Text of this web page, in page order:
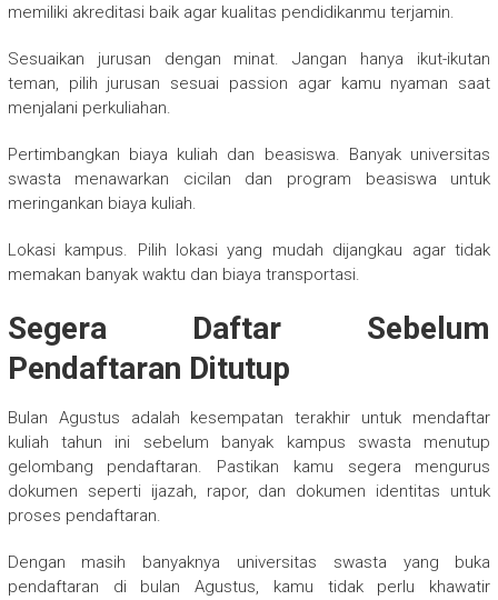
memiliki akreditasi baik agar kualitas pendidikanmu terjamin.
Sesuaikan jurusan dengan minat. Jangan hanya ikut-ikutan
teman, pilih jurusan sesuai passion agar kamu nyaman saat
menjalani perkuliahan.
Pertimbangkan biaya kuliah dan beasiswa. Banyak universitas
swasta menawarkan cicilan dan program beasiswa untuk
meringankan biaya kuliah.
Lokasi kampus. Pilih lokasi yang mudah dijangkau agar tidak
memakan banyak waktu dan biaya transportasi.
Segera Daftar Sebelum
Pendaftaran Ditutup
Bulan Agustus adalah kesempatan terakhir untuk mendaftar
kuliah tahun ini sebelum banyak kampus swasta menutup
gelombang pendaftaran. Pastikan kamu segera mengurus
dokumen seperti ijazah, rapor, dan dokumen identitas untuk
proses pendaftaran.
Dengan masih banyaknya universitas swasta yang buka
pendaftaran di bulan Agustus, kamu tidak perlu khawatir